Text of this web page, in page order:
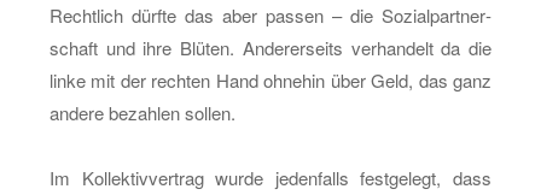
Recht­lich dürf­te das aber pas­sen – die So­zi­al­part­ner­
schaft und ihre Blü­ten. An­de­rer­seits ver­han­delt da die
linke mit der rech­ten Hand oh­ne­hin über Geld, das ganz
an­de­re be­zah­len sol­len.
Im Kol­lek­tiv­ver­trag wurde je­den­falls fest­ge­legt, dass